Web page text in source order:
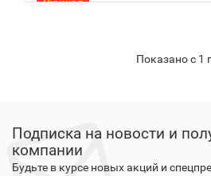
Показано с 1
Подписка на новости и
компании
Будьте в курсе новых акций и